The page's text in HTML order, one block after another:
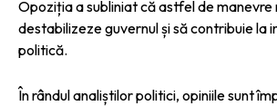
Opoziția a subliniat că astfel de manevre
destabilizeze guvernul și să contribuie la
politică.
În rândul analiștilor politici, opiniile sunt